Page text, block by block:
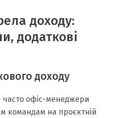
доходу:
додаткові
доходу
офіс-менеджери
командам на проєктній